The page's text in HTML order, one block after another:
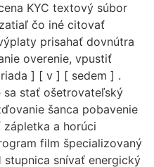
KYC textový súbor
čo iné citovať
prisahať dovnútra
overenie, vpustiť
] [ v ] [ sedem ] .
sa stať ošetrovateľský
šanca pobavenie
a horúci
film špecializovaný
snívať energický